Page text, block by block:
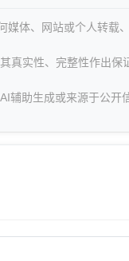
媒体、网站或个人转载
真实性、完整性作出保
辅助生成或来源于公开